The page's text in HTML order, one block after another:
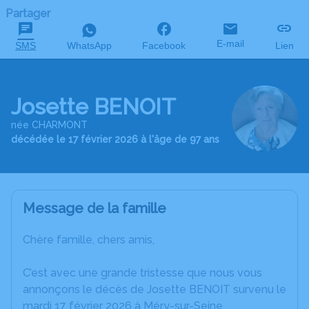
Partager
SMS WhatsApp Facebook E-mail Lien
Josette BENOIT
née CHARMONT
décédée le 17 février 2026 à l'âge de 97 ans
Message de la famille
Chère famille, chers amis,
C’est avec une grande tristesse que nous vous
annonçons le décès de Josette BENOIT survenu le
mardi 17 février 2026 à Méry-sur-Seine.